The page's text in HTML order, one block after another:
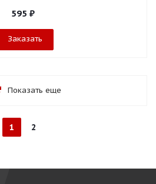
595 ₽
Заказать
Показать еще
1 2